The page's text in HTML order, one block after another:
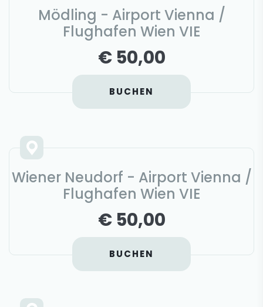
Mödling - Airport Vienna /
Flughafen Wien VIE
€ 50,00
BUCHEN
Wiener Neudorf - Airport Vienna /
Flughafen Wien VIE
€ 50,00
BUCHEN